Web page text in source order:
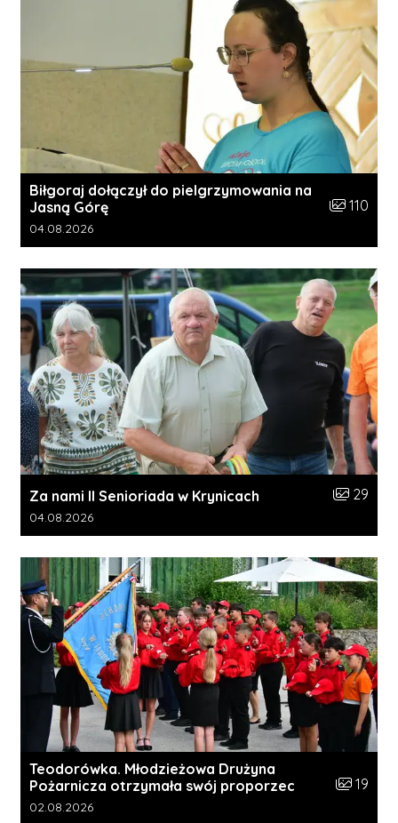
Biłgoraj dołączył do pielgrzymowania na
Jasną Górę
Liczba
110
Data dodania galerii:
04.08.2026
Za nami II Senioriada w Krynicach Liczba
29
Data dodania galerii:
04.08.2026
Teodorówka. Młodzieżowa Drużyna
Pożarnicza otrzymała swój proporzec
Liczba
19
Data dodania galerii:
02.08.2026